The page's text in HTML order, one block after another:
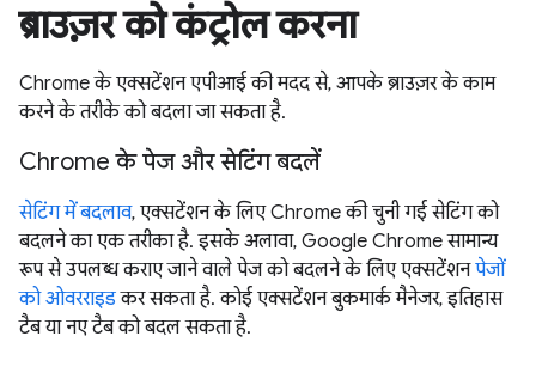
ब्राउज़र को कंट्रोल करना
Chrome के एक्सटेंशन एपीआई की मदद से, आपके ब्राउज़र के काम
करने के तरीके को बदला जा सकता है.
Chrome के पेज और सेटिंग बदलें
सेटिंग में बदलाव, एक्सटेंशन के लिए Chrome की चुनी गई सेटिंग को
बदलने का एक तरीका है. इसके अलावा, Google Chrome सामान्य
रूप से उपलब्ध कराए जाने वाले पेज को बदलने के लिए एक्सटेंशनपेजों
को ओवरराइडकर सकता है. कोई एक्सटेंशन बुकमार्क मैनेजर, इतिहास
टैब या नए टैब को बदल सकता है.